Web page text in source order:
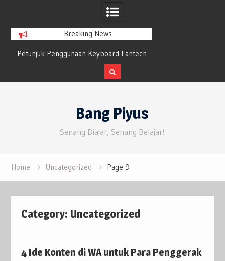
Breaking News
Petunjuk Penggunaan Keyboard Fantech
Maxfit61 Frost Wireless Mechanical
Bang Piyus
Senang Diajar, Senang Belajar!
Home Uncategorized Page 9
Category: Uncategorized
4 Ide Konten di WA untuk Para Penggerak